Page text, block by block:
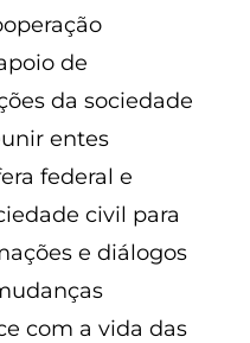
de
da sociedade
entes
federal e
civil para
e diálogos
com a vida das